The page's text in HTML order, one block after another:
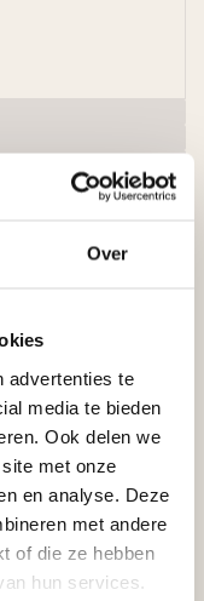
Over
advertenties te
media te bieden
Ook delen we
met onze
en analyse. Deze
met andere
of die ze hebben
hun services.
(490